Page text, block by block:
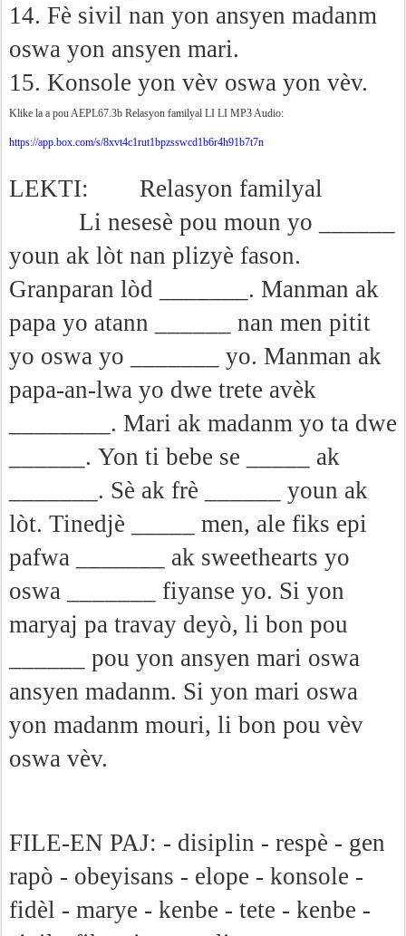
14. Fè sivil nan yon ansyen madanm
oswa yon ansyen mari.
15. Konsole yon vèv oswa yon vèv.
Klike la a pou AEPL67.3b Relasyon familyal LI LI MP3 Audio:
https://app.box.com/s/8xvt4c1rut1bpzsswcd1b6r4h91b7t7n
LEKTI:
Relasyon familyal
Li nesesè pou moun yo ______
youn ak lòt nan plizyè fason.
Granparan lòd _______. Manman ak
papa yo atann ______ nan men pitit
yo oswa yo _______ yo. Manman ak
papa-an-lwa yo dwe trete avèk
________. Mari ak madanm yo ta dwe
______. Yon ti bebe se _____ ak
_______. Sè ak frè ______ youn ak
lòt. Tinedjè _____ men, ale fiks epi
pafwa _______ ak sweethearts yo
oswa _______ fiyanse yo. Si yon
maryaj pa travay deyò, li bon pou
______ pou yon ansyen mari oswa
ansyen madanm. Si yon mari oswa
yon madanm mouri, li bon pou vèv
oswa vèv.
FILE-EN PAJ: - disiplin - respè - gen
rapò - obeyisans - elope - konsole -
fidèl - marye - kenbe - tete - kenbe -